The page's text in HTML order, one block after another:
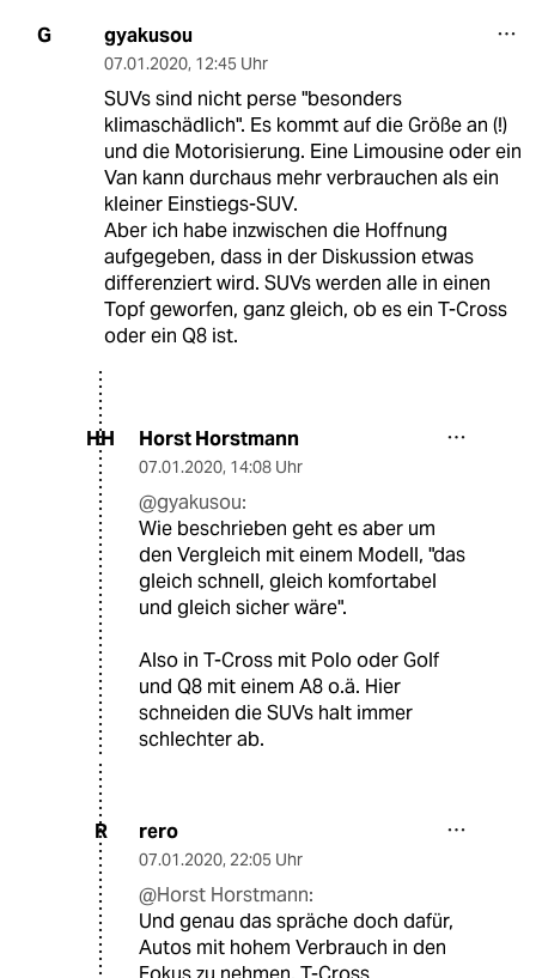
G gyakusou
07.01.2020, 12:45 Uhr
SUVs sind nicht perse "besonders
klimaschädlich". Es kommt auf die Größe an (!)
und die Motorisierung. Eine Limousine oder ein
Van kann durchaus mehr verbrauchen als ein
kleiner Einstiegs-SUV.
Aber ich habe inzwischen die Hoffnung
aufgegeben, dass in der Diskussion etwas
differenziert wird. SUVs werden alle in einen
Topf geworfen, ganz gleich, ob es ein T-Cross
oder ein Q8 ist.
HH Horst Horstmann
07.01.2020, 14:08 Uhr
@gyakusou:
Wie beschrieben geht es aber um
den Vergleich mit einem Modell, "das
gleich schnell, gleich komfortabel
und gleich sicher wäre".
Also in T-Cross mit Polo oder Golf
und Q8 mit einem A8 o.ä. Hier
schneiden die SUVs halt immer
schlechter ab.
R rero
07.01.2020, 22:05 Uhr
@Horst Horstmann:
Und genau das spräche doch dafür,
Autos mit hohem Verbrauch in den